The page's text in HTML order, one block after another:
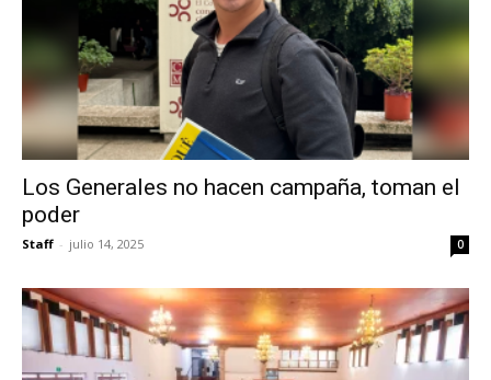
Los Generales no hacen campaña, toman el
poder
Staff - julio 14, 2025 0